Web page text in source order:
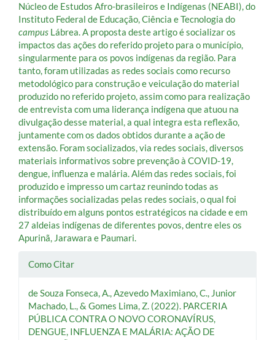
Núcleo de Estudos Afro-brasileiros e Indígenas (NEABI), do
Instituto Federal de Educação, Ciência e Tecnologia do
campus Lábrea. A proposta deste artigo é socializar os
impactos das ações do referido projeto para o município,
singularmente para os povos indígenas da região. Para
tanto, foram utilizadas as redes sociais como recurso
metodológico para construção e veiculação do material
produzido no referido projeto, assim como para realização
de entrevista com uma liderança indígena que atuou na
divulgação desse material, a qual integra esta reflexão,
juntamente com os dados obtidos durante a ação de
extensão. Foram socializados, via redes sociais, diversos
materiais informativos sobre prevenção à COVID-19,
dengue, influenza e malária. Além das redes sociais, foi
produzido e impresso um cartaz reunindo todas as
informações socializadas pelas redes sociais, o qual foi
distribuído em alguns pontos estratégicos na cidade e em
27 aldeias indígenas de diferentes povos, dentre eles os
Apurinã, Jarawara e Paumari.
Detalhes
artigo
Como Citar
de Souza Fonseca, A., Azevedo Maximiano, C., Junior
Machado, L., & Gomes Lima, Z. (2022). PARCERIA
PÚBLICA CONTRA O NOVO CORONAVÍRUS,
DENGUE, INFLUENZA E MALÁRIA: AÇÃO DE